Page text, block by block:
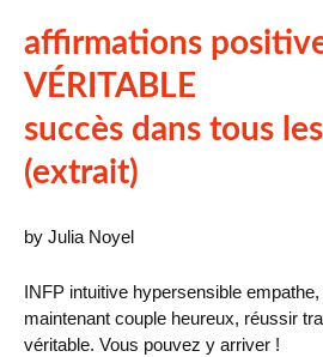
affirmations
VÉRITABLE
succès dans tous
(extrait)
by Julia Noyel
INFP intuitive hypersensible
maintenant couple heureux, réussir
véritable. Vous pouvez y arriver !